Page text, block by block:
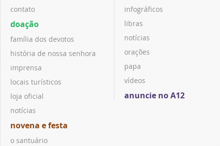
contato
doação
família dos devotos
história de nossa senhora
imprensa
locais turísticos
loja oficial
notícias
novena e festa
o santuário
infográficos
libras
notícias
orações
papa
vídeos
anuncie no A12